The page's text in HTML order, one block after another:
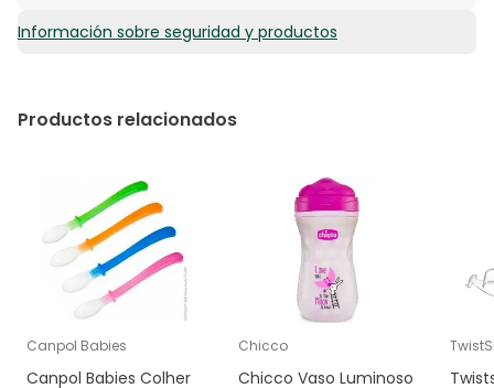
1,48€ / 100 g
Información sobre seguridad y productos
Productos relacionados
Canpol Babies
Canpol Babies Colher
Chicco
Chicco Vaso Luminoso